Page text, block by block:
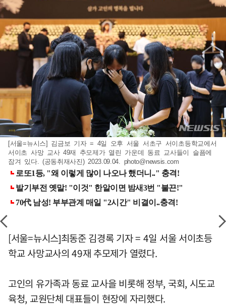
[서울=뉴시스] 김금보 기자 = 4일 오후 서울 서초구 서이초등학교에서
서이초 사망 교사 49재 추모제가 열린 가운데 동료 교사들이 슬픔에
잠겨 있다. (공동취재사진) 2023.09.04. photo@newsis.com
[서울=뉴시스]최동준 김경록 기자 = 4일 서울 서이초등
학교 사망교사의 49재 추모제가 열렸다.
고인의 유가족과 동료 교사을 비롯해 정부, 국회, 시도교
육청, 교원단체 대표들이 현장에 자리했다.